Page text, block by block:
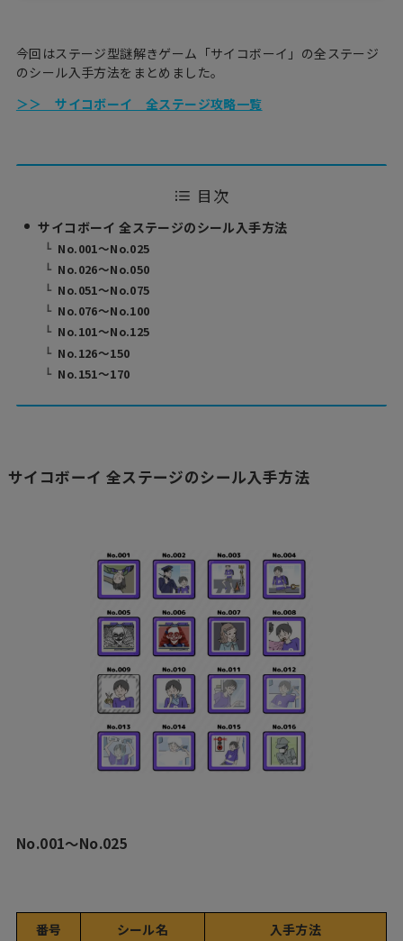
今回はステージ型謎解きゲーム「サイコボーイ」の全ステージ
のシール入手方法をまとめました。
＞＞ サイコボーイ 全ステージ攻略一覧
目次
サイコボーイ 全ステージのシール入手方法
No.001〜No.025
No.026〜No.050
No.051〜No.075
No.076〜No.100
No.101〜No.125
No.126〜150
No.151〜170
サイコボーイ 全ステージのシール入手方法
No.001〜No.025
番号 シール名
入手方法